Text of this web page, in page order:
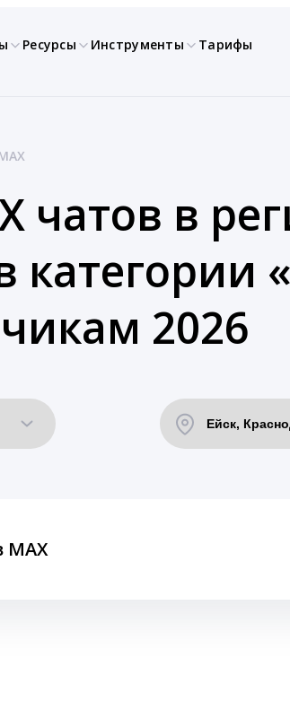
Ресурсы Инструменты Тарифы
чатов в
2026
MAX